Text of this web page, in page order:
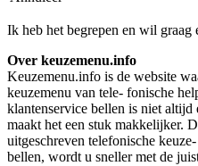
Ik heb het begrepen en wil graag
Over keuzemenu.info
Keuzemenu.info is de website
keuzemenu van tele- fonische
klantenservice bellen is niet
maakt het een stuk makkelijker.
uitgeschreven telefonische
bellen, wordt u sneller met de